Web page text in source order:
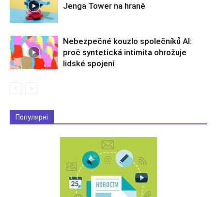
Jenga Tower na hraně
Nebezpečné kouzlo společníků AI:
proč syntetická intimita ohrožuje
lidské spojení
Популярні